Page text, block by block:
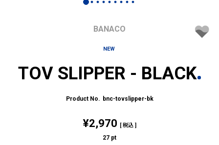
BANACO
NEW
TOV SLIPPER - BLACK
bnc-tovslipper-bk
¥2,970 税込
27 pt